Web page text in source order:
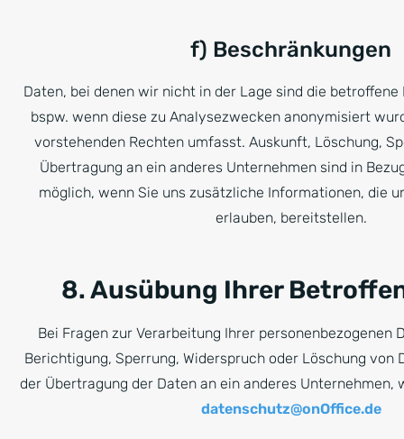
f) Beschränkungen
Daten, bei denen wir nicht in der Lage sind die
bspw. wenn diese zu Analysezwecken anonymisiert
vorstehenden Rechten umfasst. Auskunft, Löschung,
Übertragung an ein anderes Unternehmen sind in
möglich, wenn Sie uns zusätzliche Informationen, die
erlauben, bereitstellen.
8. Ausübung Ihrer
Bei Fragen zur Verarbeitung Ihrer personenbezogenen
Berichtigung, Sperrung, Widerspruch oder Löschung von
der Übertragung der Daten an ein anderes Unternehmen,
datenschutz@onOffice.de